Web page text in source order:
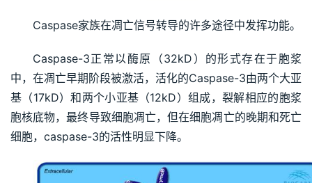
Caspase家族在凋亡信号转导的许多途径中发挥功能。
Caspase-3正常以酶原（32kD）的形式存在于胞浆
中，在凋亡早期阶段被激活，活化的Caspase-3由两个大亚
基（17kD）和两个小亚基（12kD）组成，裂解相应的胞浆
胞核底物，最终导致细胞凋亡，但在细胞凋亡的晚期和死亡
细胞，caspase-3的活性明显下降。